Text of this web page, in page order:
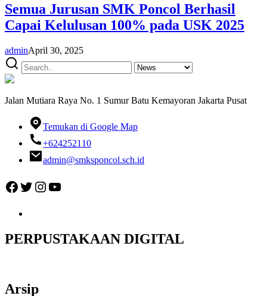
Semua Jurusan SMK Poncol Berhasil
Capai Kelulusan 100% pada USK 2025
adminApril 30, 2025
Jalan Mutiara Raya No. 1 Sumur Batu Kemayoran Jakarta Pusat
Temukan di Google Map
+624252110
admin@smksponcol.sch.id
Facebook
Twitter
Instagram
YouTube
PERPUSTAKAAN DIGITAL
Arsip